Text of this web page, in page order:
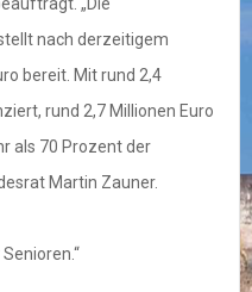
„Die
nach derzeitigem
bereit. Mit rund 2,4
rund 2,7 Millionen Euro
als 70 Prozent der
Martin Zauner.